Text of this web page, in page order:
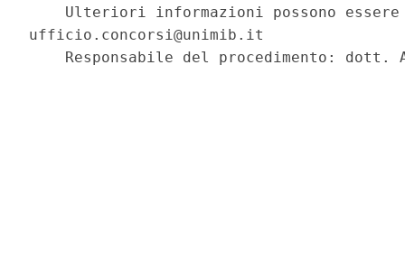
Ulteriori informazioni possono
ufficio.concorsi@unimib.it
Responsabile del procedimento: dott.